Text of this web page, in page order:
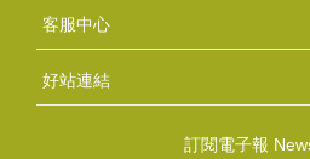
總部
北區
中區
南區
東區
海外
客服中心
會員等級
購物流程
訂單查詢
常見問題
海外訂購流程
連絡我們
下載專區
紅利點數
好站連結
訂閱電子報